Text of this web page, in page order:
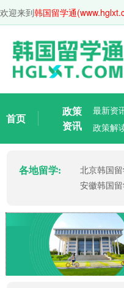
欢迎来到韩国留学通
首页
政策
资讯
最新资
政策解
各地留学: 北京韩国
安徽韩国